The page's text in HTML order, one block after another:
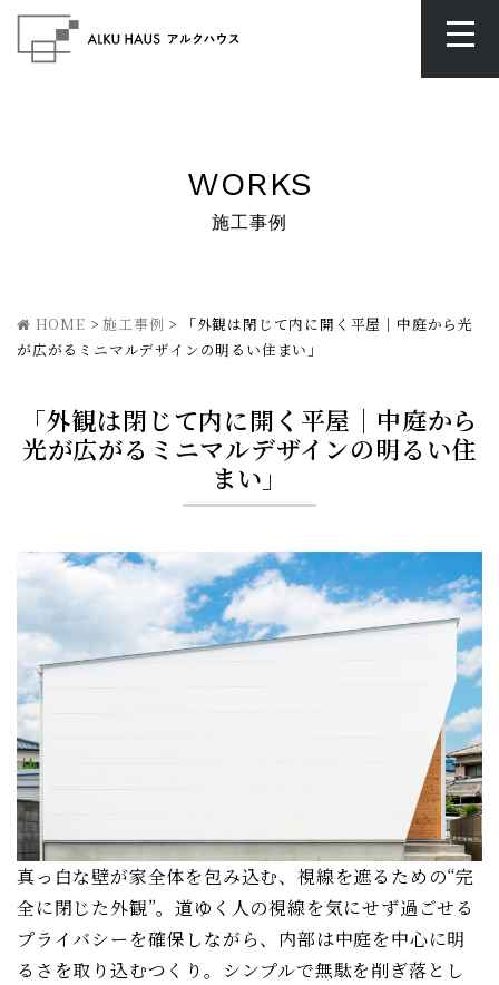
WORKS
施工事例
HOME >施工事例 >
「外観は閉じて内に開く平屋｜中庭から光
が広がるミニマルデザインの明るい住まい」
「外観は閉じて内に開く平屋｜中庭から
光が広がるミニマルデザインの明るい住
まい」
真っ白な壁が家全体を包み込む、視線を遮るための“完
全に閉じた外観”。道ゆく人の視線を気にせず過ごせる
プライバシーを確保しながら、内部は中庭を中心に明
るさを取り込むつくり。シンプルで無駄を削ぎ落とし